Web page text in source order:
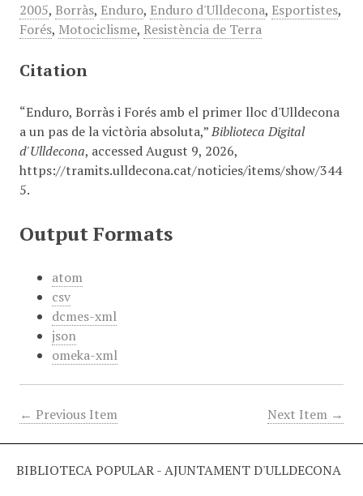
2005, Borràs, Enduro, Enduro d'Ulldecona, Esportistes,
Forés, Motociclisme, Resistència de Terra
Citation
“Enduro, Borràs i Forés amb el primer lloc d'Ulldecona
a un pas de la victòria absoluta,”Biblioteca Digital
d'Ulldecona, accessed August 9, 2026,
https://tramits.ulldecona.cat/noticies/items/show/344
5.
Output Formats
atom
csv
dcmes-xml
json
omeka-xml
← Previous Item Next Item →
BIBLIOTECA POPULAR - AJUNTAMENT D'ULLDECONA